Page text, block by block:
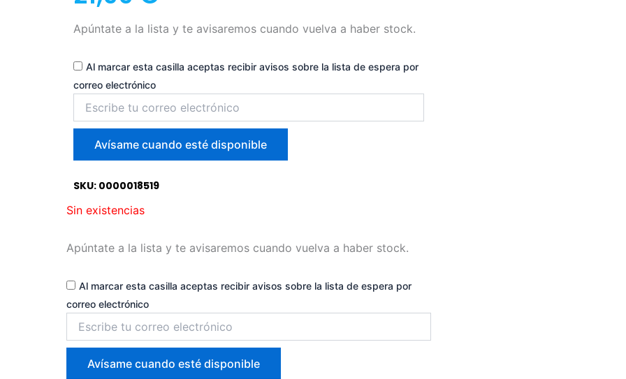
Apúntate a la lista y te avisaremos cuando vuelva a haber stock.
Al marcar esta casilla aceptas recibir avisos sobre la lista de espera por
correo electrónico
correo
la
de
Avísame cuando esté disponible
SKU: 0000018519
Sin existencias
Apúntate a la lista y te avisaremos cuando vuelva a haber stock.
Al marcar esta casilla aceptas recibir avisos sobre la lista de espera por
correo electrónico
correo
Avísame cuando esté disponible